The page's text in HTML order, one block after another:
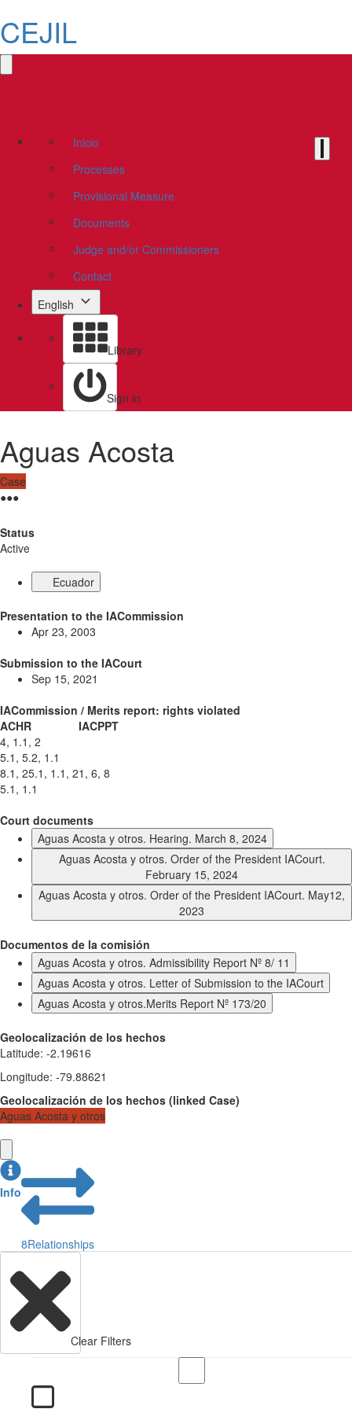
CEJIL
Inicio
Processes
Provisional Measure
Documents
Judge and/or Commissioners
Contact
English
Library
Sign in
Aguas Acosta
Case
●●●
Status
Active
Ecuador
Presentation to the IACommission
Apr 23, 2003
Submission to the IACourt
Sep 15, 2021
IACommission / Merits report: rights violated
ACHR
IACPPT
4, 1.1, 2
5.1, 5.2, 1.1
8.1, 25.1, 1.1, 21, 6, 8
5.1, 1.1
Court documents
Aguas Acosta y otros. Hearing. March 8, 2024
Aguas Acosta y otros. Order of the President IACourt.
February 15, 2024
Aguas Acosta y otros. Order of the President IACourt. May12,
2023
Documentos de la comisión
Aguas Acosta y otros. Admissibility Report Nº 8/ 11
Aguas Acosta y otros. Letter of Submission to the IACourt
Aguas Acosta y otros.Merits Report Nº 173/20
Geolocalización de los hechos
Latitude: -2.19616
Longitude: -79.88621
Geolocalización de los hechos (linked Case)
Aguas Acosta y otros
Info
8Relationships
Clear Filters